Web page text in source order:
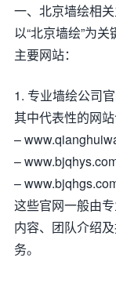
一、北京墙绘相
以“北京墙绘”为
主要网站：
1. 专业墙绘公司
其中代表性的网站
–
–
–
这些官网一般由
内容、团队介绍
务。